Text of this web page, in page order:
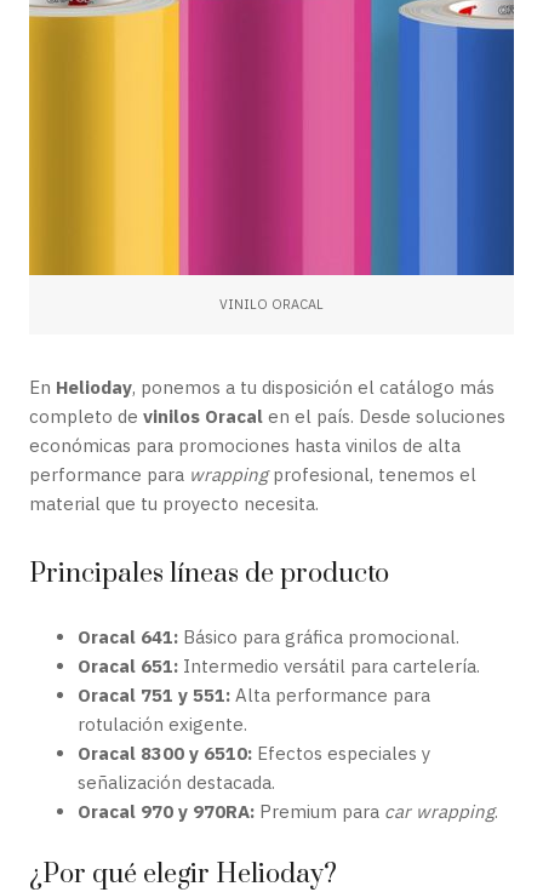
VINILO ORACAL
En Helioday, ponemos a tu disposición el catálogo más
completo de vinilos Oracal en el país. Desde soluciones
económicas para promociones hasta vinilos de alta
performance para wrappingprofesional, tenemos el
material que tu proyecto necesita.
Principales líneas de producto
Oracal 641: Básico para gráfica promocional.
Oracal 651: Intermedio versátil para cartelería.
Oracal 751 y 551: Alta performance para
rotulación exigente.
Oracal 8300 y 6510: Efectos especiales y
señalización destacada.
Oracal 970 y 970RA: Premium para car wrapping.
¿Por qué elegir Helioday?